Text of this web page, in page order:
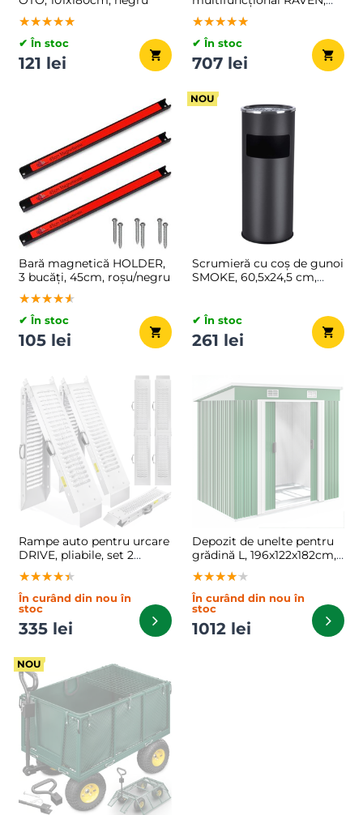
★★★★★
★★★★★
★★★★★
✔ În stoc
121 lei
40x80x90 cm, negru
★★★★★
★★★★★
★★★★★
✔ În stoc
707 lei
Bară magnetică HOLDER,
3 bucăți, 45cm, roșu/negru
★★★★★
★★★★★
★★★★★
✔ În stoc
105 lei
NOU
Scrumieră cu coș de gunoi
SMOKE, 60,5x24,5 cm,
✔ În stoc
261 lei
Rampe auto pentru urcare
DRIVE, pliabile, set 2
bucăți, max. 400kg,
160cm, argintie
★★★★★
★★★★★
★★★★★
În curând din nou în
stoc
335 lei
Depozit de unelte pentru
grădină L, 196x122x182cm,
verde
★★★★★
★★★★★
★★★★★
În curând din nou în
stoc
1012 lei
NOU